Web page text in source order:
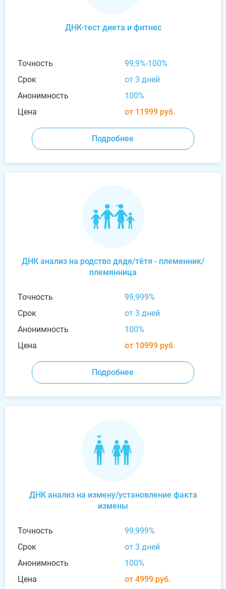
ДНК-тест диета и фитнес
Точность
99,9%-100%
Срок
от 3 дней
Анонимность
100%
Цена
от 11999 руб.
Подробнее
ДНК анализ на родство дядя/тётя - племенник/
племянница
Точность
99,999%
Срок
от 3 дней
Анонимность
100%
Цена
от 10999 руб.
Подробнее
ДНК анализ на измену/установление факта
измены
Точность
99,999%
Срок
от 3 дней
Анонимность
100%
Цена
от 4999 руб.